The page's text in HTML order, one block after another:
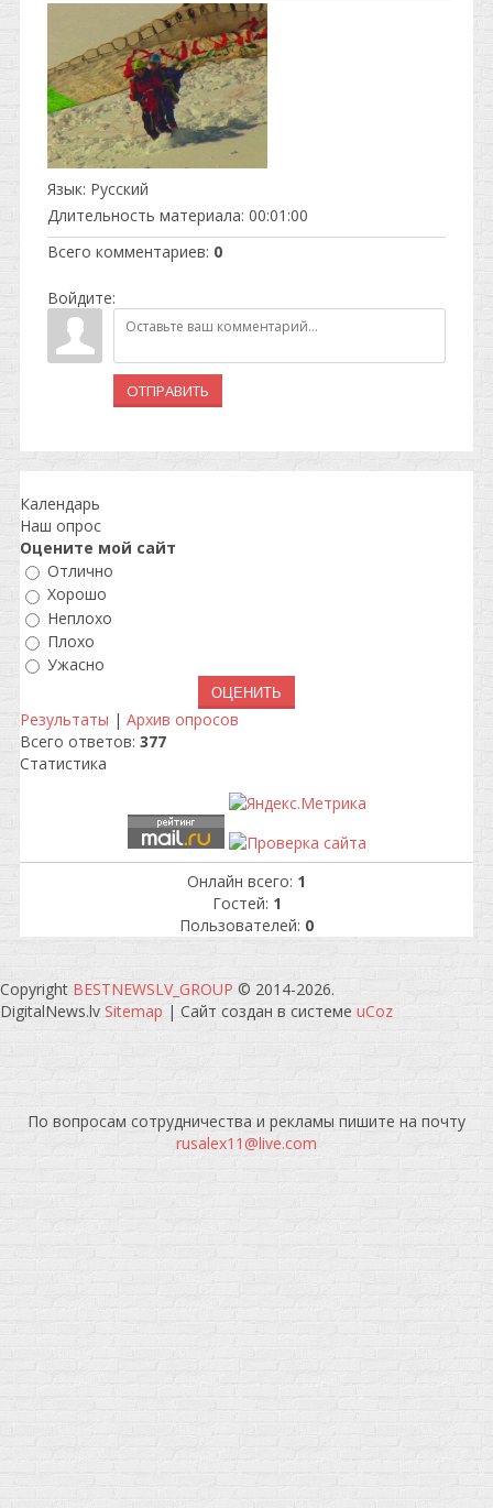
Язык: Русский
Длительность материала: 00:01:00
Всего комментариев: 0
Войдите:
ОТПРАВИТЬ
Календарь
Наш опрос
Оцените мой сайт
Отлично
Хорошо
Неплохо
Плохо
Ужасно
Результаты | Архив опросов
Всего ответов: 377
Статистика
Онлайн всего: 1
Гостей: 1
Пользователей: 0
Copyright BESTNEWSLV_GROUP © 2014-2026.
DigitalNews.lv Sitemap | Сайт создан в системе uCoz
По вопросам сотрудничества и рекламы пишите на почту
rusalex11@live.com